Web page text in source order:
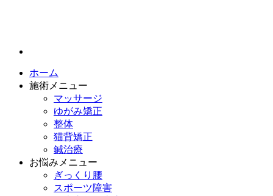
ホーム
施術メニュー
マッサージ
ゆがみ矯正
整体
猫背矯正
鍼治療
お悩みメニュー
ぎっくり腰
スポーツ障害